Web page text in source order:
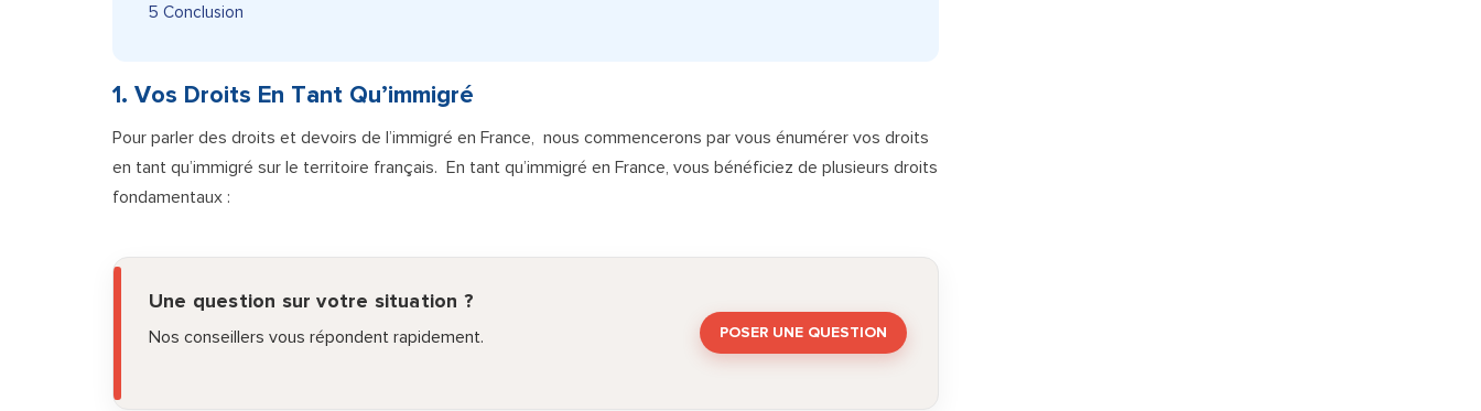
5 Conclusion
1. Vos Droits En Tant Qu’immigré
Pour parler des droits et devoirs de l’immigré en France, nous commencerons par vous énumérer vos droits
en tant qu’immigré sur le territoire français. En tant qu’immigré en France, vous bénéficiez de plusieurs droits
fondamentaux :
Une question sur votre situation ?
Nos conseillers vous répondent rapidement. POSER UNE QUESTION